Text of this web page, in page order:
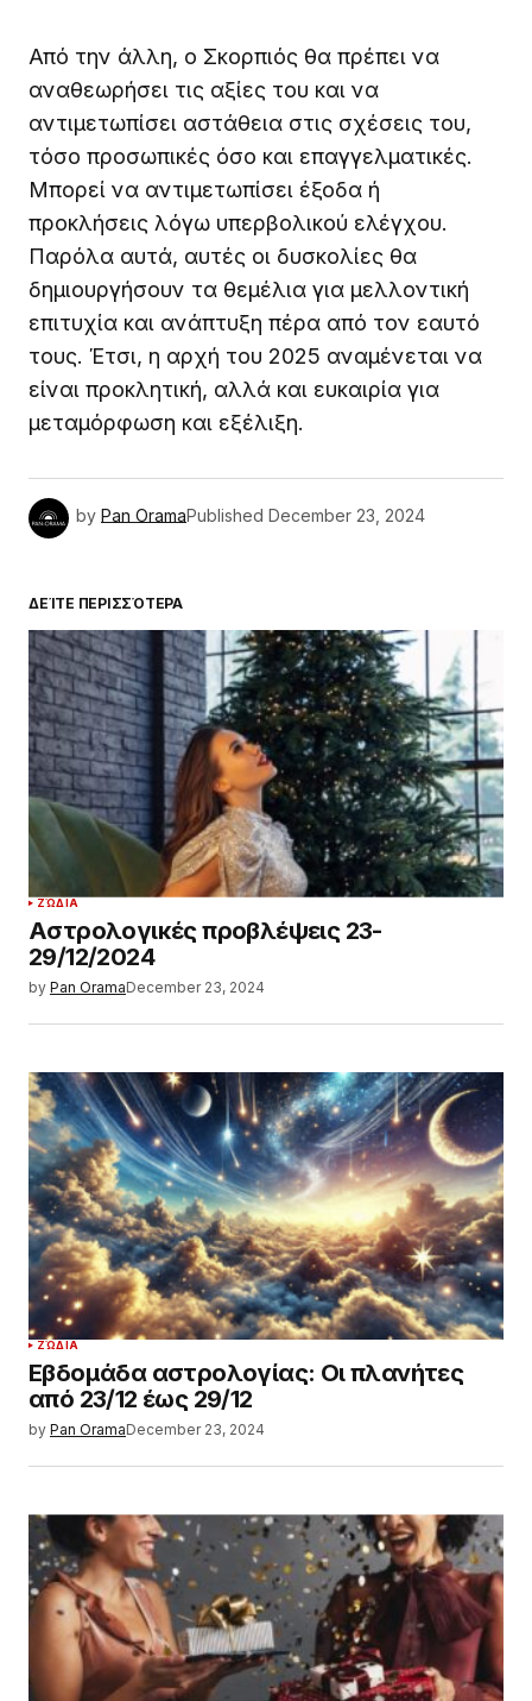
Από την άλλη, ο Σκορπιός θα πρέπει να
αναθεωρήσει τις αξίες του και να
αντιμετωπίσει αστάθεια στις σχέσεις του,
τόσο προσωπικές όσο και επαγγελματικές.
Μπορεί να αντιμετωπίσει έξοδα ή
προκλήσεις λόγω υπερβολικού ελέγχου.
Παρόλα αυτά, αυτές οι δυσκολίες θα
δημιουργήσουν τα θεμέλια για μελλοντική
επιτυχία και ανάπτυξη πέρα από τον εαυτό
τους. Έτσι, η αρχή του 2025 αναμένεται να
είναι προκλητική, αλλά και ευκαιρία για
μεταμόρφωση και εξέλιξη.
by Pan OramaPublished December 23, 2024
ΔΕΊΤΕ ΠΕΡΙΣΣΌΤΕΡΑ
ΖΏΔΙΑ
Αστρολογικές προβλέψεις 23-
29/12/2024
by Pan OramaDecember 23, 2024
ΖΏΔΙΑ
Εβδομάδα αστρολογίας: Οι πλανήτες
από 23/12 έως 29/12
by Pan OramaDecember 23, 2024